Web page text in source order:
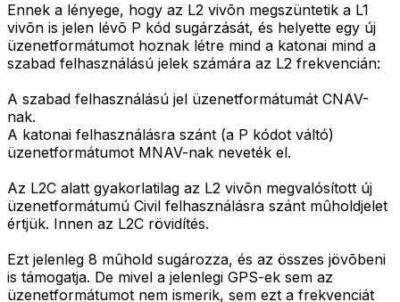
Ennek a lényege, hogy az L2 vivõn megszüntetik a L1
vivõn is jelen lévõ P kód sugárzását, és helyette egy új
üzenetformátumot hoznak létre mind a katonai mind a
szabad felhasználású jelek számára az L2 frekvencián:
A szabad felhasználású jel üzenetformátumát CNAV-
nak.
A katonai felhasználásra szánt (a P kódot váltó)
üzenetformátumot MNAV-nak neveték el.
Az L2C alatt gyakorlatilag az L2 vivõn megvalósított új
üzenetformátumú Civil felhasználásra szánt mûholdjelet
értjük. Innen az L2C rövidítés.
Ezt jelenleg 8 mûhold sugározza, és az összes jövõbeni
is támogatja. De mivel a jelenlegi GPS-ek sem az
üzenetformátumot nem ismerik, sem ezt a frekvenciát